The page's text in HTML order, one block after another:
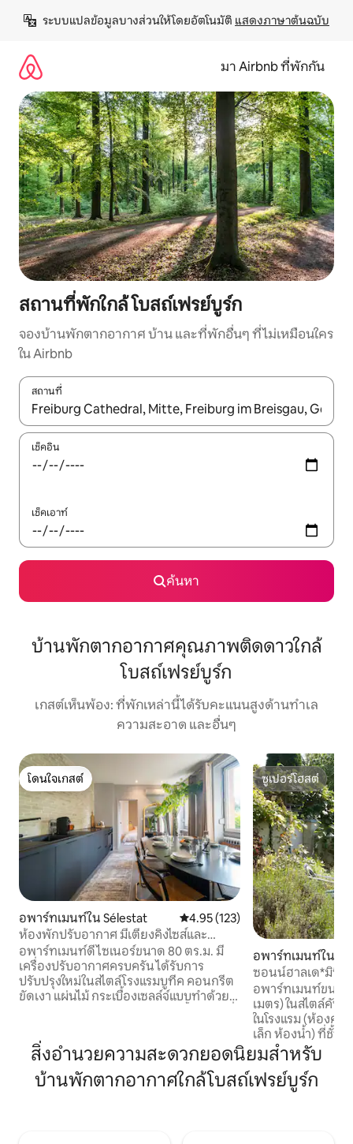
เนื้อหา
ระบบแปลข้อมูลบางส่วนให้โดยอัตโนมัติ แสดงภาษาต้นฉบับ
มา Airbnb ที่พักกัน
สถานที่พักใกล้ โบสถ์เฟรย์บูร์ก
จองบ้านพักตากอากาศ บ้าน และที่พักอื่นๆ ที่ไม่เหมือนใคร
ใน Airbnb
สถานที่
ใช้ลูกศรขึ้นลง หรือใช้การสัมผัสหรือปัด เพื่อสำรวจผลการค้นหา
เช็คอิน
เช็คเอาท์
ค้นหา
บ้านพักตากอากาศคุณภาพติดดาวใกล้
โบสถ์เฟรย์บูร์ก
เกสต์เห็นพ้อง: ที่พักเหล่านี้ได้รับคะแนนสูงด้านทำเล
ความสะอาด และอื่นๆ
โดนใจเกสต์
โดนใจเกสต์
อพาร์ทเมนท์ใน Sélestat คะแนนเฉลี่ย 4.95 จาก 5, 123 รีวิว
4.95 (123)
ห้องพักปรับอากาศ มีเตียงคิงไซส์และ
ระเบียง
อพาร์ทเมนท์ดีไซเนอร์ขนาด 80 ตร.ม. มี
เครื่องปรับอากาศครบครัน ได้รับการ
ปรับปรุงใหม่ในสไตล์โรงแรมบูทีค คอนกรีต
ขัดเงา แผ่นไม้ กระเบื้องเซลล์จ์แบบทำด้วย
ระเบียงร่มรื่นส่วนตัว ห้องครัวพร้อม
อุปกรณ์ครบครัน เครื่อง Nespresso Netflix
ทีวี 65” Wi-Fi ไฟเบอร์ ทางเข้าที่แยกต่าง
หาก เช็คอินด้วยตนเอง ห่างจากใจกลางเซ
ซูเปอร์โฮสต์
ซูเปอร์โฮสต์
อพาร์ทเมนท์ใน
Breisgau
ซอนน์ฮาลเด*มินิอ
เล็ก*ทำเลเงียบสงบ
อพาร์ทเมนท์ขนาด
เมตร) ในสไตล์คัน
ในโรงแรม (ห้องค
เล็ก ห้องน้ำ) ที่ชั้น
เมือง/ธรรมชาติใ
พาโนรามาวิวป่าด
สวนขนาด 10 ตร.ม.
รถยนต์: 5 นาทีจัก
สิ่งอำนวยความสะดวกยอดนิยมสำหรับ
บ้านพักตากอากาศใกล้โบสถ์เฟรย์บูร์ก